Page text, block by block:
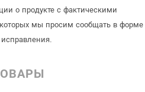
о продукте с фактическими
мы просим сообщать в форме